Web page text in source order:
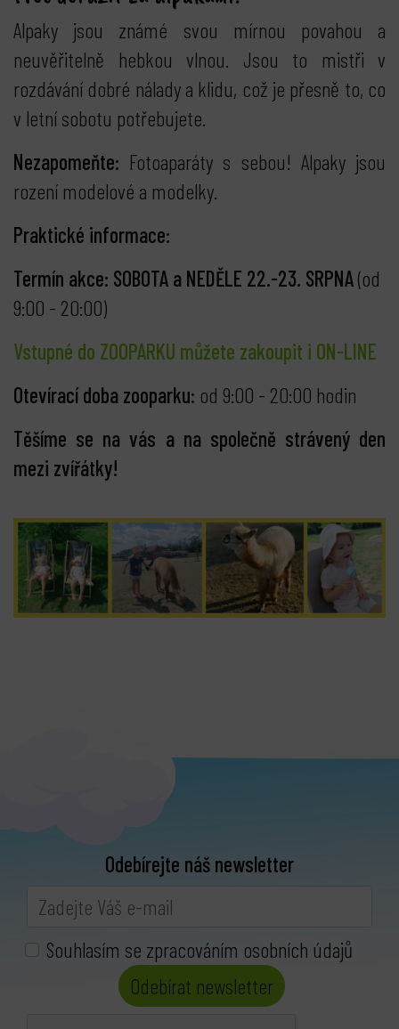
Alpaky jsou známé svou mírnou povahou a
neuvěřitelně hebkou vlnou. Jsou to mistři v
rozdávání dobré nálady a klidu, což je přesně to, co
v letní sobotu potřebujete.
Nezapomeňte: Fotoaparáty s sebou! Alpaky jsou
rození modelové a modelky.
Praktické informace:
Termín akce: SOBOTA a NEDĚLE 22.-23. SRPNA(od
9:00 - 20:00)
Vstupné do ZOOPARKU můžete zakoupit i ON-LINE
Otevírací doba zooparku: od 9:00 - 20:00 hodin
Těšíme se na vás a na společně strávený den
mezi zvířátky!
Odebírejte náš newsletter
Souhlasím se zpracováním osobních údajů
Odebírat newsletter